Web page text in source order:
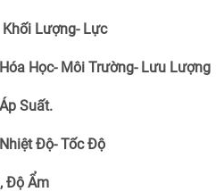
Lượng- Lực
Học- Môi Trường- Lưu Lượng
Suất.
Độ- Tốc Độ
Độ Ẩm